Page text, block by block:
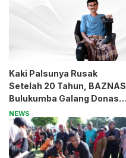
Kaki Palsunya Rusak
Setelah 20 Tahun, BAZNAS
Bulukumba Galang Donasi
untuk Pak Pardi
NEWS